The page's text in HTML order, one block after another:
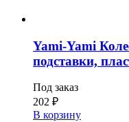
Yami-Yami
подставки,
Под заказ
202 ₽
В корзину